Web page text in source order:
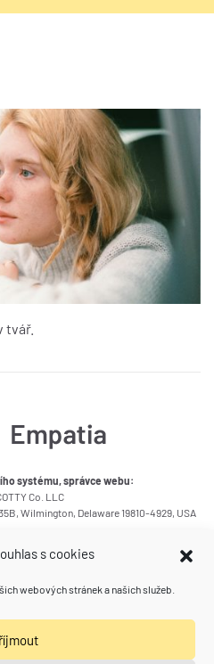
s cookies
webových stránek a našich služeb.
tvář.
systému, správce webu:
Co. LLC
Wilmington, Delaware 19810-4929, USA
témat článků